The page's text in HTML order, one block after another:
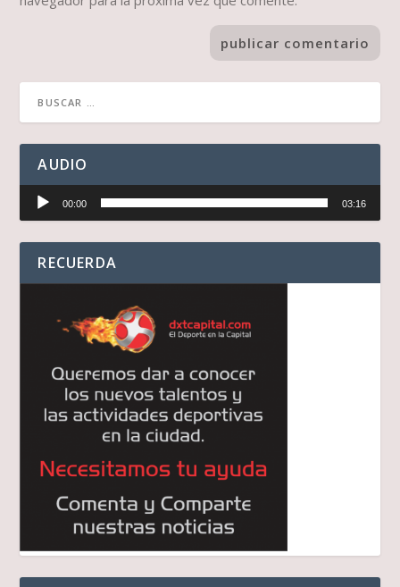
AUDIO
Reproductor
audio
00:00 03:16
RECUERDA